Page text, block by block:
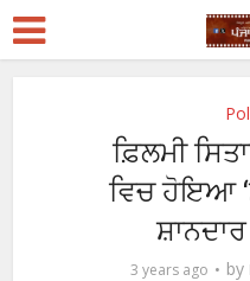
ਫ਼ਿਲਮੀ
ਵਿਚ ਹੋਇਆ
3 years ago by